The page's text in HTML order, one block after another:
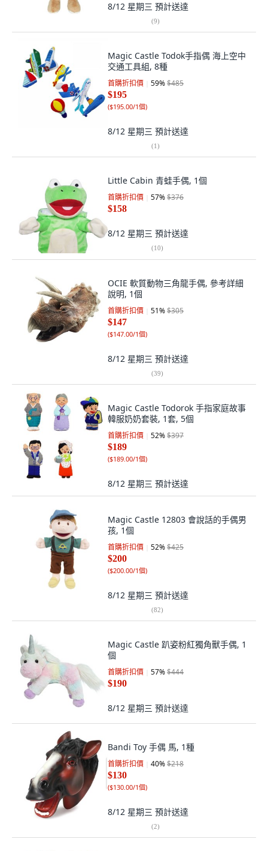
8/12 星期三 預計送達
(9)
Magic Castle Todok手指偶 海上空中
交通工具組, 8種
首購折扣價 59%$485
$195
($195.00/1個)
8/12 星期三 預計送達
(1)
Little Cabin 青蛙手偶, 1個
首購折扣價 57%$376
$158
8/12 星期三 預計送達
(10)
OCIE 軟質動物三角龍手偶, 參考詳細
說明, 1個
首購折扣價 51%$305
$147
($147.00/1個)
8/12 星期三 預計送達
(39)
Magic Castle Todorok 手指家庭故事
韓服奶奶套裝, 1套, 5個
首購折扣價 52%$397
$189
($189.00/1個)
8/12 星期三 預計送達
Magic Castle 12803 會說話的手偶男
孩, 1個
首購折扣價 52%$425
$200
($200.00/1個)
8/12 星期三 預計送達
(82)
Magic Castle 趴姿粉紅獨角獸手偶, 1
個
首購折扣價 57%$444
$190
8/12 星期三 預計送達
Bandi Toy 手偶 馬, 1種
首購折扣價 40%$218
$130
($130.00/1個)
8/12 星期三 預計送達
(2)